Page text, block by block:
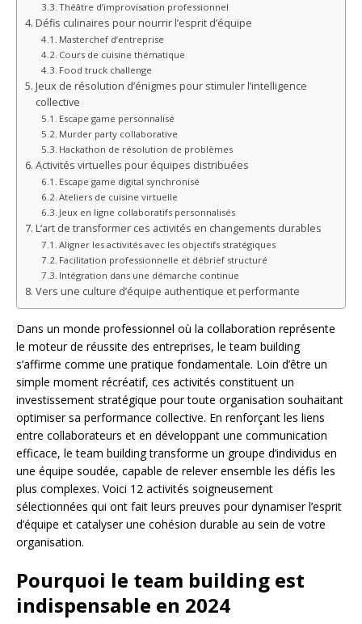
Théâtre d’improvisation professionnel
Défis culinaires pour nourrir l’esprit d’équipe
Masterchef d’entreprise
Cours de cuisine thématique
Food truck challenge
Jeux de résolution d’énigmes pour stimuler l’intelligence
collective
Escape game personnalisé
Murder party collaborative
Hackathon de résolution de problèmes
Activités virtuelles pour équipes distribuées
Escape game digital synchronisé
Ateliers de cuisine virtuelle
Jeux en ligne collaboratifs personnalisés
L’art de transformer ces activités en changements durables
Aligner les activités avec les objectifs stratégiques
Facilitation professionnelle et débrief structuré
Intégration dans une démarche continue
Vers une culture d’équipe authentique et performante
Dans un monde professionnel où la collaboration représente
le moteur de réussite des entreprises, le team building
s’affirme comme une pratique fondamentale. Loin d’être un
simple moment récréatif, ces activités constituent un
investissement stratégique pour toute organisation souhaitant
optimiser sa performance collective. En renforçant les liens
entre collaborateurs et en développant une communication
efficace, le team building transforme un groupe d’individus en
une équipe soudée, capable de relever ensemble les défis les
plus complexes. Voici 12 activités soigneusement
sélectionnées qui ont fait leurs preuves pour dynamiser l’esprit
d’équipe et catalyser une cohésion durable au sein de votre
organisation.
Pourquoi le team building est
indispensable en 2024